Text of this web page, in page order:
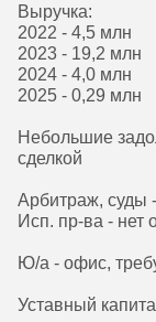
Выручка:
2022 - 4,5 млн
2023 - 19,2 млн
2024 - 4,0 млн
2025 - 0,29 млн
Небольшие
сделкой
Арбитраж, суды
Исп. пр-ва - нет
Ю/а - офис,
Уставный